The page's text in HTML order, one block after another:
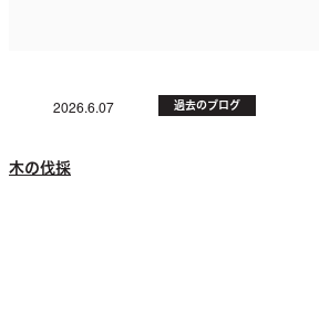
2026.6.07 過去のブログ
木の伐採